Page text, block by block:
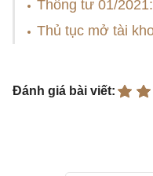
Thông tư 01/
Thủ tục mở tài
Đánh giá bài viết: